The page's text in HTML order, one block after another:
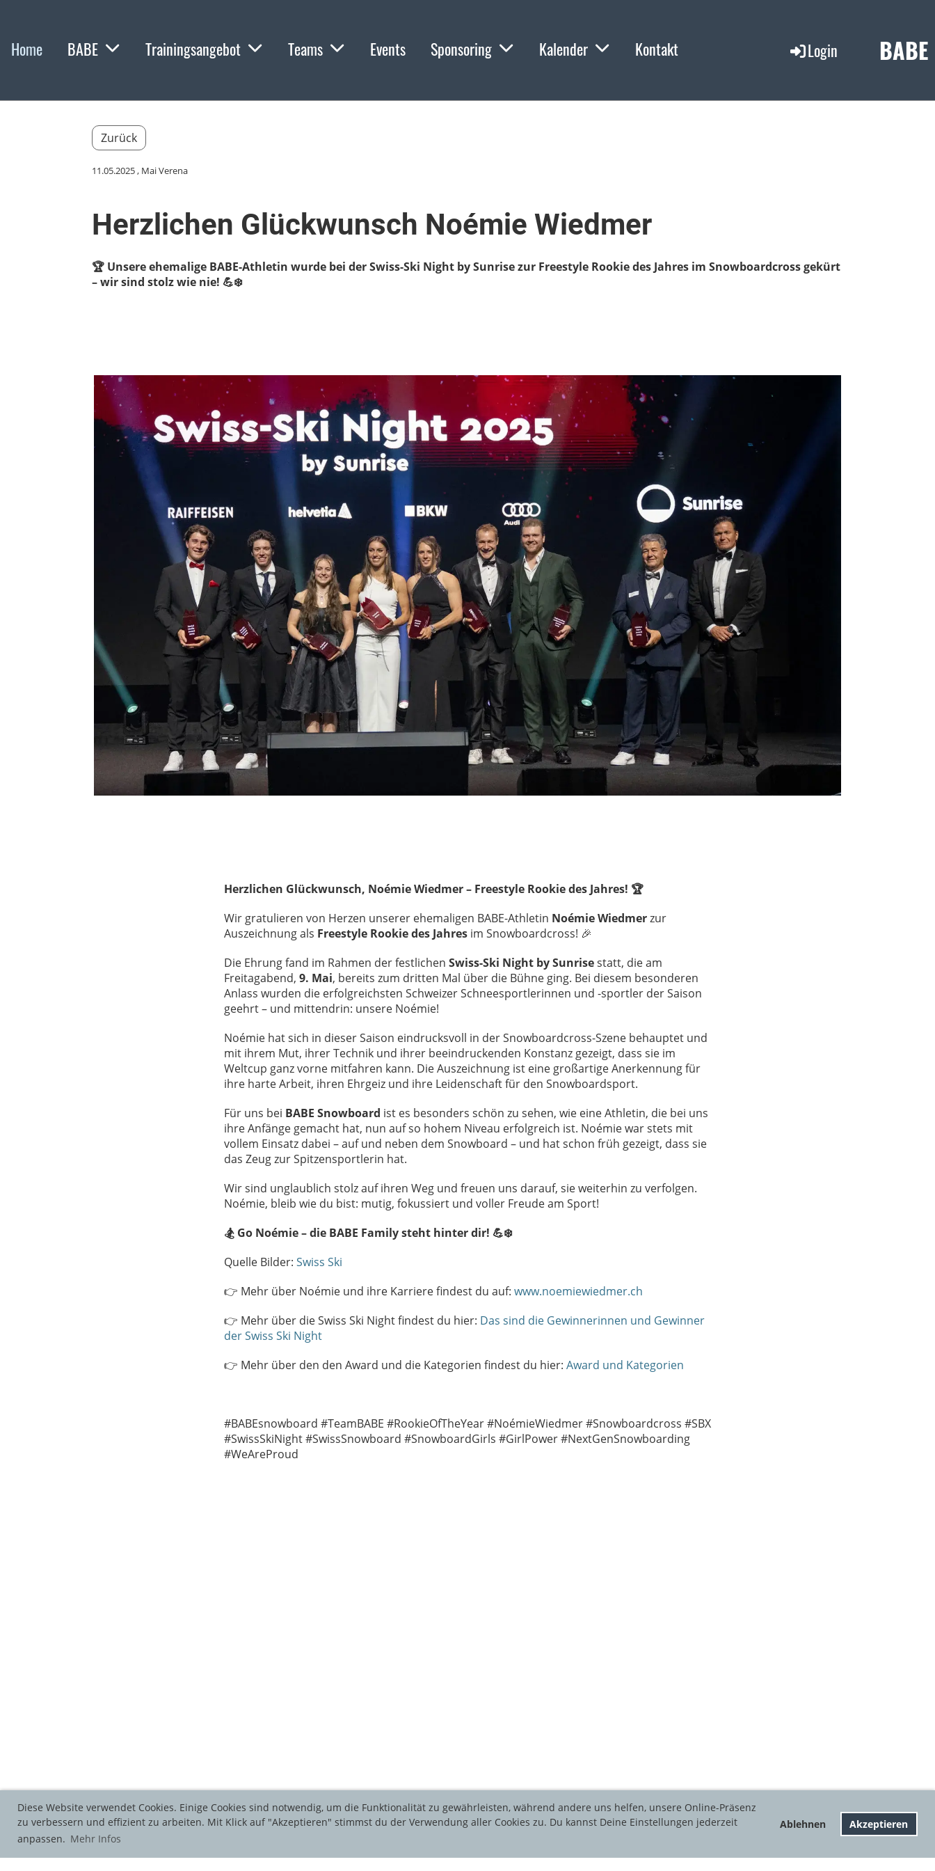
Diese Website verwendet Cookies. Einige Cookies sind notwendig, um die Funktionalität zu gewährleisten, während andere uns helfen, unsere Online-Präsenz
zu verbessern und effizient zu arbeiten. Mit Klick auf "Akzeptieren" stimmst du der Verwendung aller Cookies zu. Du kannst Deine Einstellungen jederzeit
anpassen. Mehr Infos
Ablehnen Akzeptieren
Home BABE Trainingsangebot Teams Events Sponsoring Kalender Kontakt Login BABE
Zurück
11.05.2025, Mai Verena
Herzlichen Glückwunsch Noémie Wiedmer
🏆 Unsere ehemalige BABE-Athletin wurde bei der Swiss-Ski Night by Sunrise zur Freestyle Rookie des Jahres im Snowboardcross gekürt
– wir sind stolz wie nie! 💪❄️
Herzlichen Glückwunsch, Noémie Wiedmer – Freestyle Rookie des Jahres! 🏆
Wir gratulieren von Herzen unserer ehemaligen BABE-Athletin Noémie Wiedmerzur
Auszeichnung als Freestyle Rookie des Jahresim Snowboardcross! 🎉
Die Ehrung fand im Rahmen der festlichen Swiss-Ski Night by Sunrisestatt, die am
Freitagabend, 9. Mai, bereits zum dritten Mal über die Bühne ging. Bei diesem besonderen
Anlass wurden die erfolgreichsten Schweizer Schneesportlerinnen und -sportler der Saison
geehrt – und mittendrin: unsere Noémie!
Noémie hat sich in dieser Saison eindrucksvoll in der Snowboardcross-Szene behauptet und
mit ihrem Mut, ihrer Technik und ihrer beeindruckenden Konstanz gezeigt, dass sie im
Weltcup ganz vorne mitfahren kann. Die Auszeichnung ist eine großartige Anerkennung für
ihre harte Arbeit, ihren Ehrgeiz und ihre Leidenschaft für den Snowboardsport.
Für uns bei BABE Snowboard ist es besonders schön zu sehen, wie eine Athletin, die bei uns
ihre Anfänge gemacht hat, nun auf so hohem Niveau erfolgreich ist. Noémie war stets mit
vollem Einsatz dabei – auf und neben dem Snowboard – und hat schon früh gezeigt, dass sie
das Zeug zur Spitzensportlerin hat.
Wir sind unglaublich stolz auf ihren Weg und freuen uns darauf, sie weiterhin zu verfolgen.
Noémie, bleib wie du bist: mutig, fokussiert und voller Freude am Sport!
🏂 Go Noémie – die BABE Family steht hinter dir! 💪❄️
Quelle Bilder: Swiss Ski
👉 Mehr über Noémie und ihre Karriere findest du auf: www.noemiewiedmer.ch
👉 Mehr über die Swiss Ski Night findest du hier: Das sind die Gewinnerinnen und Gewinner
der Swiss Ski Night
👉 Mehr über den den Award und die Kategorien findest du hier: Award und Kategorien
#BABEsnowboard #TeamBABE #RookieOfTheYear #NoémieWiedmer #Snowboardcross #SBX
#SwissSkiNight #SwissSnowboard #SnowboardGirls #GirlPower #NextGenSnowboarding
#WeAreProud